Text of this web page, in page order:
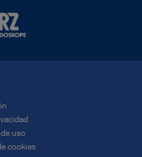
uso
cookies